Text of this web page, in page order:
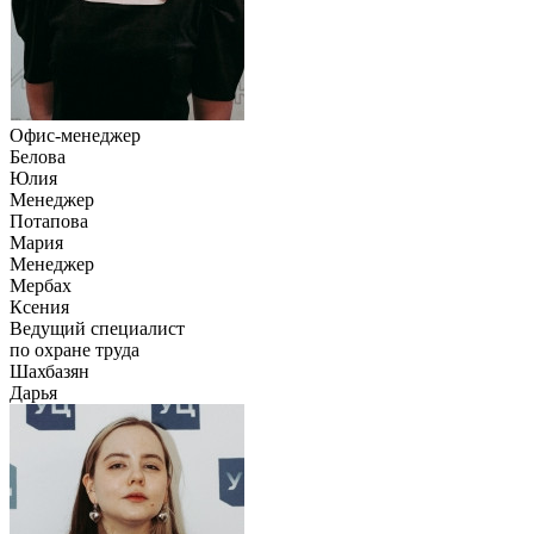
Офис-менеджер
Белова
Юлия
Менеджер
Потапова
Мария
Менеджер
Мербах
Ксения
Ведущий специалист
по охране труда
Шахбазян
Дарья